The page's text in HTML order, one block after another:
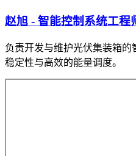
赵旭 - 智能控制系统工程
负责开发与维护光伏集装箱
稳定性与高效的能量调度。